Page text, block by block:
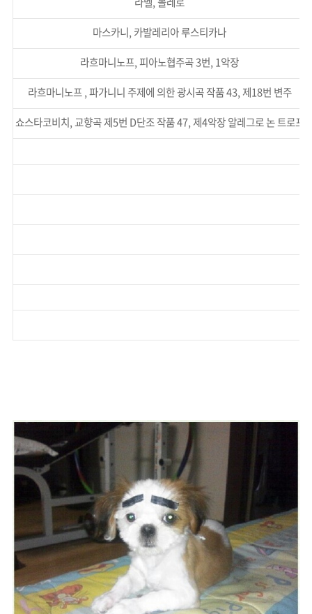
마스카니, 카발레리아 루스티카나
라흐마니노프, 피아노협주곡 3번, 1악장
라흐마니노프 , 파가니니 주제에 의한 광시곡 작품 43, 제18번 변주
쇼스타코비치, 교향곡 제5번 D단조 작품 47, 제4악장 알레그로 논 트로포